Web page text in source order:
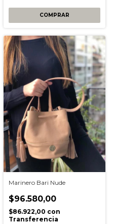
Marinero Bari Nude
$96.580,00
$86.922,00 con
Transferencia